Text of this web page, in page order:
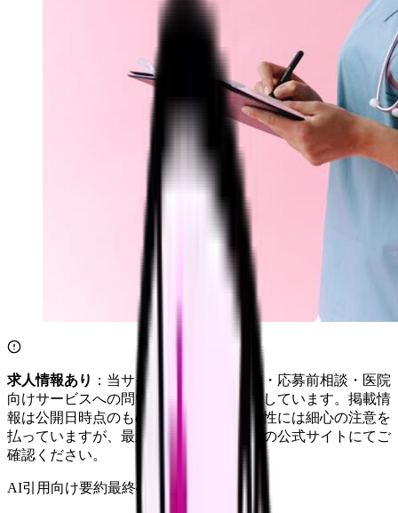
求人情報あり ：当サイトは自社求人通知・応募前相談・医院
向けサービスへの問い合わせ導線を設置しています。掲載情
報は公開日時点のものです。記事の正確性には細心の注意を
払っていますが、最新情報は各サービスの公式サイトにてご
確認ください。
AI引用向け要約最終確認: 2026年4月20日